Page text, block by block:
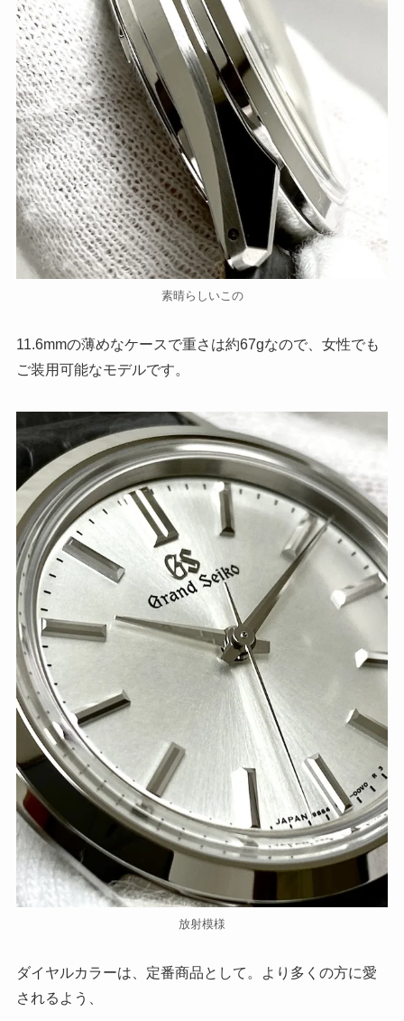
素晴らしいこの
11.6mmの薄めなケースで重さは約67gなので、女性でも
ご装用可能なモデルです。
放射模様
ダイヤルカラーは、定番商品として。より多くの方に愛
されるよう、